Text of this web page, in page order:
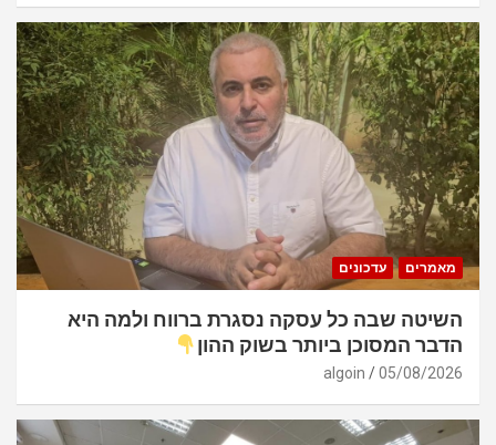
מאמרים עדכונים
השיטה שבה כל עסקה נסגרת ברווח ולמה היא
הדבר המסוכן ביותר בשוק ההון
05/08/2026
algoin